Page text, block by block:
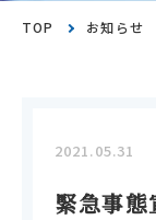
TOP お知らせ
2021.05.31
緊急事